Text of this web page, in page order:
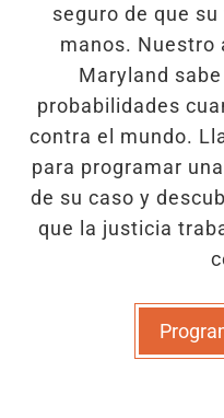
seguro de que
manos. Nuestro
Maryland
probabilidades
contra el mundo.
para programar
de su caso y
que la justicia